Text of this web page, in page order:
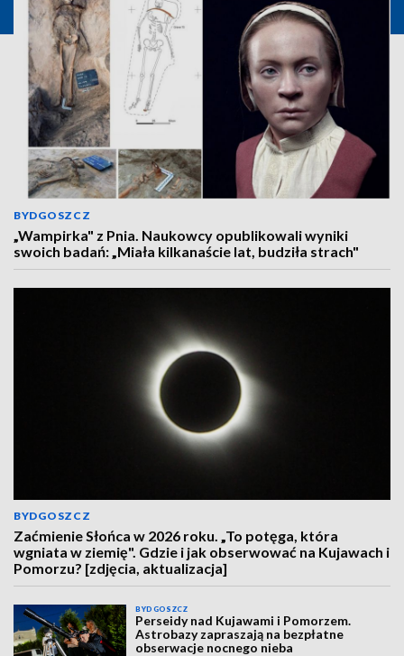
BYDGOSZCZ
„Wampirka" z Pnia. Naukowcy opublikowali wyniki
swoich badań: „Miała kilkanaście lat, budziła strach"
BYDGOSZCZ
Zaćmienie Słońca w 2026 roku. „To potęga, która
wgniata w ziemię". Gdzie i jak obserwować na Kujawach i
Pomorzu? [zdjęcia, aktualizacja]
BYDGOSZCZ
Perseidy nad Kujawami i Pomorzem.
Astrobazy zapraszają na bezpłatne
obserwacje nocnego nieba